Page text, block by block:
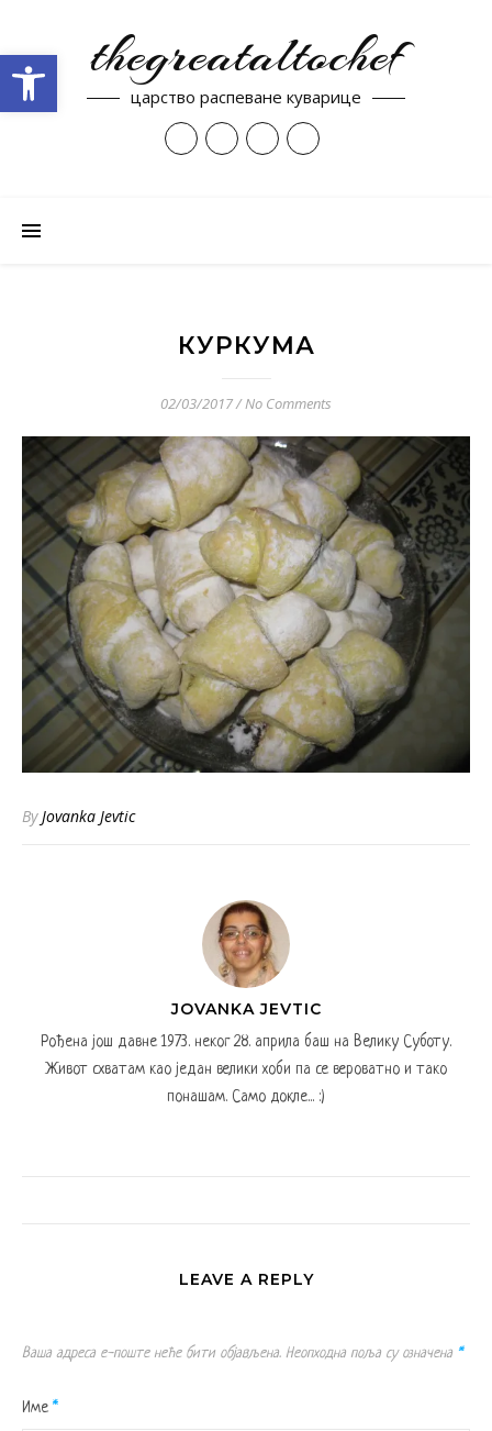
thegreataltochef
царство распеване куварице
КУРКУМА
02/03/2017/No Comments
ByJovanka Jevtic
JOVANKA JEVTIC
Рођена још давне 1973. неког 28. априла баш на Велику Суботу.
Живот схватам као један велики хоби па се вероватно и тако
понашам. Само докле... :)
LEAVE A REPLY
Ваша адреса е-поште неће бити објављена. Неопходна поља су означена *
Име *
Open toolbar